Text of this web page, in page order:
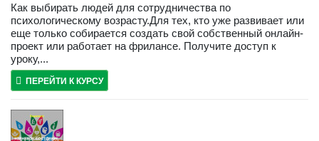
Как выбирать людей для сотрудничества по
психологическому возрасту.Для тех, кто уже развивает или
еще только собирается создать свой собственный онлайн-
проект или работает на фрилансе. Получите доступ к
уроку,...
ПЕРЕЙТИ К КУРСУ